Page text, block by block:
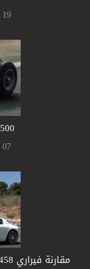
19 كانون الثاني 2012, 12:00 ص
500 Races for Ferrari and Shell
07 كانون الثاني 2013, 12:00 ص
مقارنة فيراري 458 مقابل مرسيدس SLS مقابل نيسان GT-R